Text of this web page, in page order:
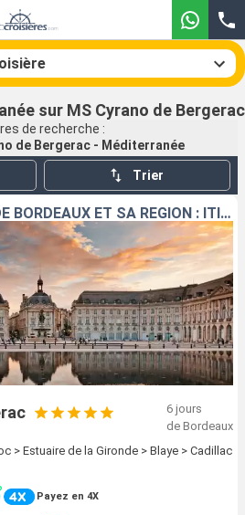
Compagnies
Rechercher
sur MS Cyrano de Bergerac
de recherche :
de Bergerac - Méditerranée
Trier
CROISIÈRE AU C½UR DE BORDEAUX ET SA RÉGION : ITINÉRAIRE DÉCOUVERTE
6 jours
de Bordeaux
> Estuaire de la Gironde > Blaye > Cadillac
Payez en 4X